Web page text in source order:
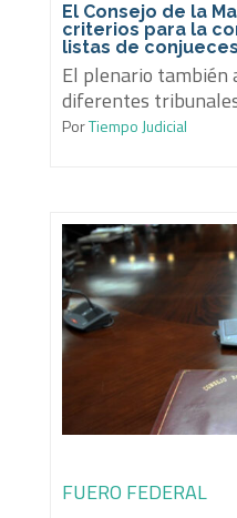
El Consejo de la
criterios para la
listas de conjueces
El plenario también
diferentes
PorTiempo Judicial
FUERO FEDERAL